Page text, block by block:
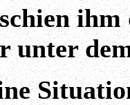
unter